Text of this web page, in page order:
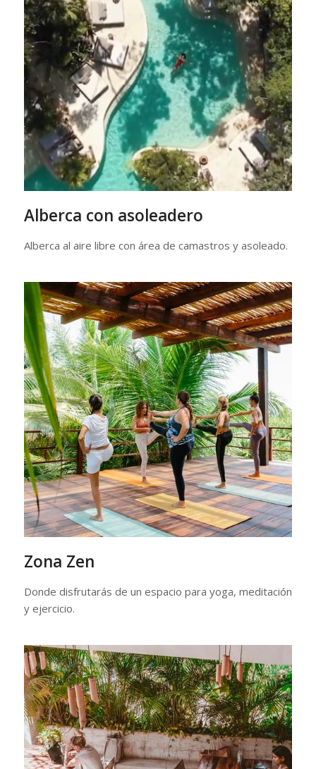
Alberca con asoleadero
Alberca al aire libre con área de camastros y asoleado.
Zona Zen
Donde disfrutarás de un espacio para yoga, meditación
y ejercicio.